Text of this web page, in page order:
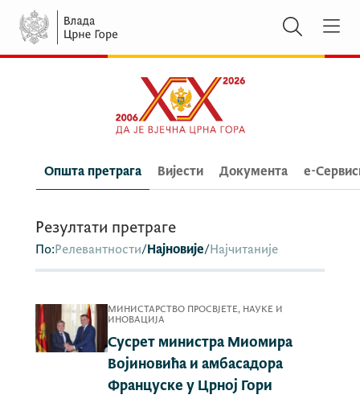
Општа претрага Вијести Документа e-
Резултати претраге
По:Релевантности/Најновије/Најчитаније
МИНИСТАРСТВО ПРОСВЈЕТЕ, НАУКЕ И
ИНОВАЦИЈА
Сусрет министра Миомира
Војиновића и амбасадора
Француске у Црној Гори